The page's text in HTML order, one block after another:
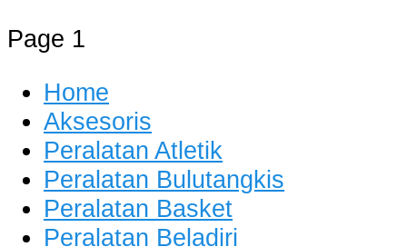
Page 1
Home
Aksesoris
Peralatan Atletik
Peralatan Bulutangkis
Peralatan Basket
Peralatan Beladiri